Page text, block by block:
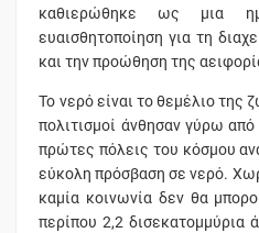
καθιερώθηκε ως μια
ευαισθητοποίηση για τη
και την προώθηση της
Το νερό είναι το θεμέλιο της
πολιτισμοί άνθησαν γύρω
πρώτες πόλεις του κόσμου
εύκολη πρόσβαση σε νερό.
καμία κοινωνία δεν θα
περίπου 2,2 δισεκατομμύρια